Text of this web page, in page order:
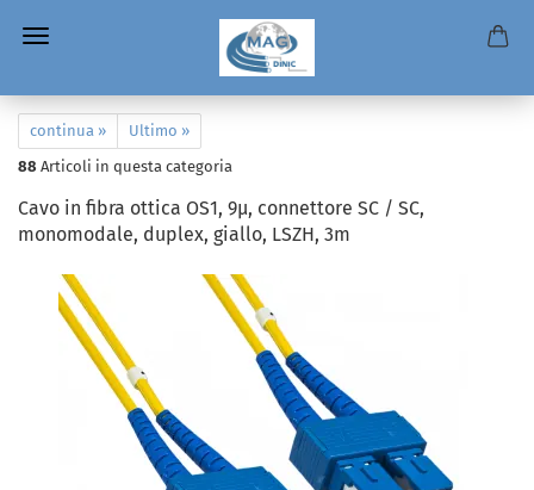
continua »
Ultimo »
88 Articoli in questa categoria
Cavo in fibra ottica OS1, 9µ, connettore SC / SC,
monomodale, duplex, giallo, LSZH, 3m